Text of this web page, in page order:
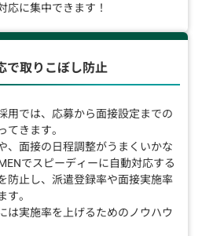
応に集中できます！
で取りこぼし防止
用では、応募から面接設定までの
てきます。
、面接の日程調整がうまくいかな
でスピーディーに自動対応する
防止し、派遣登録率や面接実施率
す。
は実施率を上げるためのノウハウ